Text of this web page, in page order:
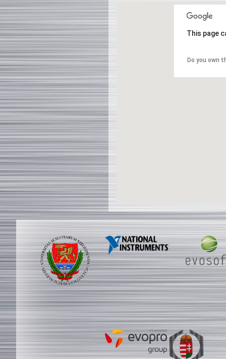
This page
Do you own